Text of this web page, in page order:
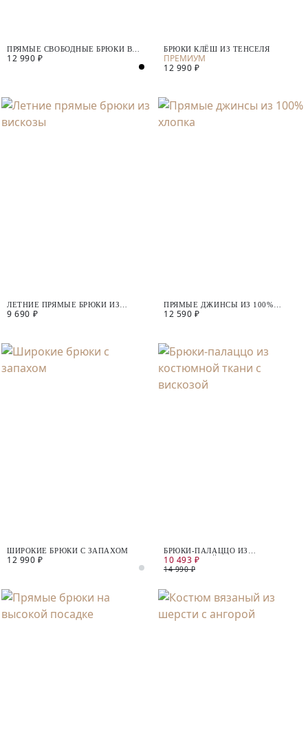
ПРЯМЫЕ СВОБОДНЫЕ БРЮКИ В
ПОЛОСКУ
12 990 ₽
БРЮКИ КЛЁШ ИЗ ТЕНСЕЛЯ
12 990 ₽
ЛЕТНИЕ ПРЯМЫЕ БРЮКИ ИЗ
ВИСКОЗЫ
9 690 ₽
ПРЯМЫЕ ДЖИНСЫ ИЗ 100%
ХЛОПКА
12 590 ₽
ШИРОКИЕ БРЮКИ С ЗАПАХОМ
12 990 ₽
БРЮКИ-ПАЛАЦЦО ИЗ
КОСТЮМНОЙ ТКАНИ С
ВИСКОЗОЙ
10 493 ₽
14 990 ₽